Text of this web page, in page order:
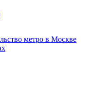
метро в Москве